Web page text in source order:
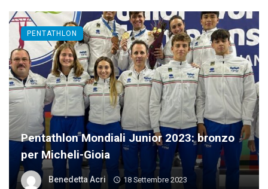
Pentathlon Mondiali Junior 2023: bronzo
per Micheli-Gioia
Benedetta Acri 18 Settembre 2023
PENTATHLON